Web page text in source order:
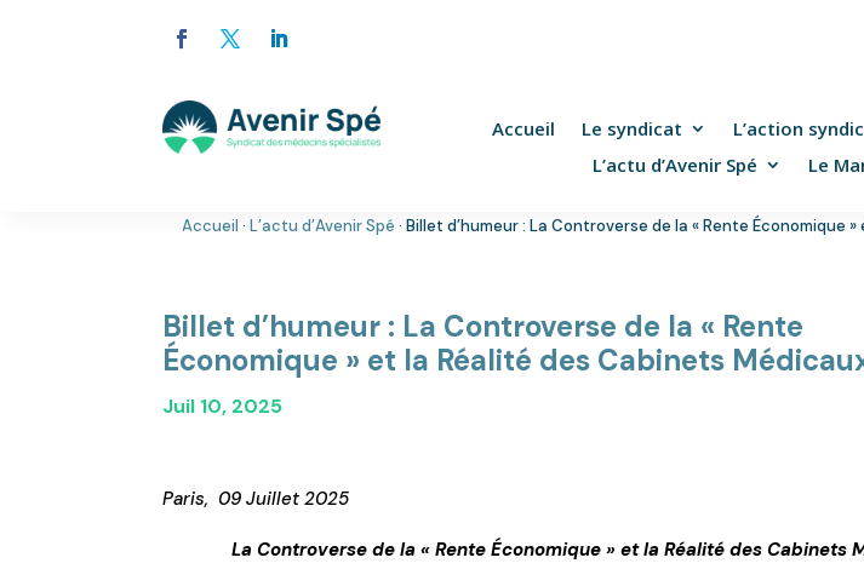
Accueil Le syndicat L’action
L’actu d’Avenir Spé
Le
Accueil ·L’actu d’Avenir Spé ·Billet d’humeur : La Controverse de la « Rente Économique
Billet d’humeur : La Controverse de la « Rente
Économique » et la Réalité des Cabinets
Juil 10, 2025
Paris, 09 Juillet 2025
La Controverse de la « Rente Économique » et la Réalité des Cabinets